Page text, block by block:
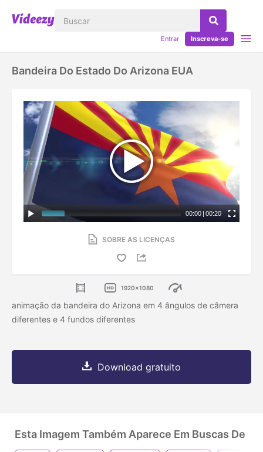
Entrar Inscreva-se
Bandeira Do Estado Do Arizona EUA
00:00 | 00:20
SOBRE AS LICENÇAS
1920x1080
animação da bandeira do Arizona em 4 ângulos de câmera
diferentes e 4 fundos diferentes
Download gratuito
Esta Imagem Também Aparece Em Buscas De